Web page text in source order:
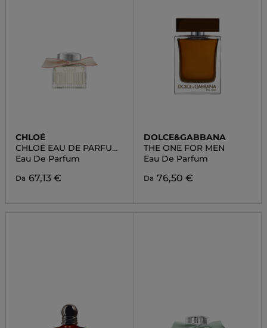
CHLOÉ
CHLOÉ EAU DE PARFUM
LUMINEUSE
Eau De Parfum
Da 67,13 €
DOLCE&GABBANA
THE ONE FOR MEN
Eau De Parfum
Da 76,50 €